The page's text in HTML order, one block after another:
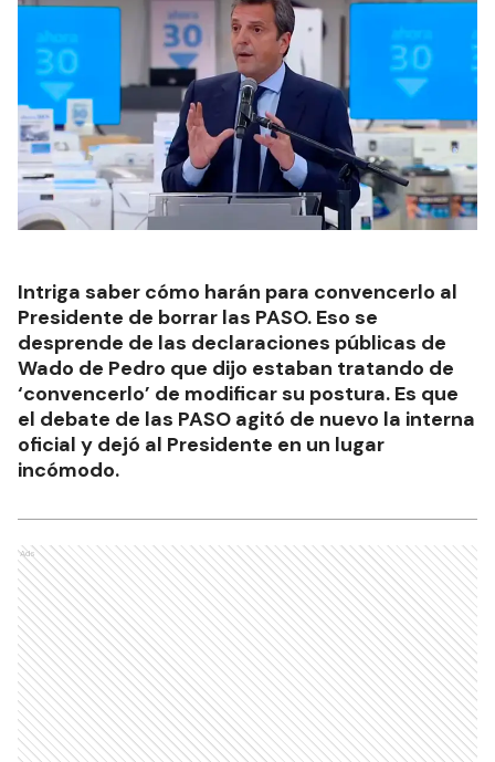
Intriga saber cómo harán para convencerlo al
Presidente de borrar las PASO. Eso se
desprende de las declaraciones públicas de
Wado de Pedro que dijo estaban tratando de
‘convencerlo’ de modificar su postura. Es que
el debate de las PASO agitó de nuevo la interna
oficial y dejó al Presidente en un lugar
incómodo.
Ads